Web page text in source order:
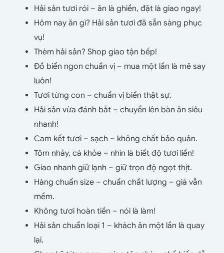
Hải sản tươi rói – ăn là ghiền, đặt là giao ngay!
Hôm nay ăn gì? Hải sản tươi đã sẵn sàng phục
vụ!
Thèm hải sản? Shop giao tận bếp!
Đồ biển ngon chuẩn vị – mua một lần là mê say
luôn!
Tươi từng con – chuẩn vị biển thật sự.
Hải sản vừa đánh bắt – chuyển lên bàn ăn siêu
nhanh!
Cam kết tươi – sạch – không chất bảo quản.
Tôm nhảy, cá khỏe – nhìn là biết độ tươi liền!
Giao nhanh giữ lạnh – giữ trọn độ ngọt thịt.
Hàng chuẩn size – chuẩn chất lượng – giá vẫn
mềm.
Không tươi hoàn tiền – nói là làm!
Hải sản chuẩn loại 1 – khách ăn một lần là quay
lại.